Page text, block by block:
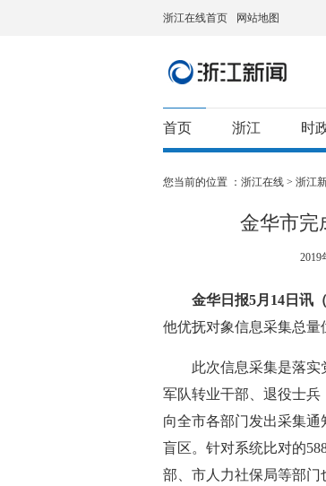
浙江在线首页 网站地图
首页 浙江 时
您当前的位置 ： 浙江在线 > 浙江
金华市完
2019
金华日报5月14日讯
他优抚对象信息采集总量
此次信息采集是落实党
军队转业干部、退役士
向全市各部门发出采集
盲区。针对系统比对的
部、市人力社保局等部门